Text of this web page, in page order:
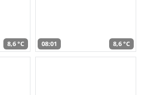
8,6 °C 08:01 8,6 °C